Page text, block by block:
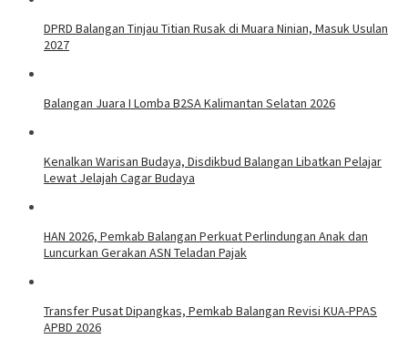
DPRD Balangan Tinjau Titian Rusak di Muara Ninian, Masuk Usulan
2027
Balangan Juara I Lomba B2SA Kalimantan Selatan 2026
Kenalkan Warisan Budaya, Disdikbud Balangan Libatkan Pelajar
Lewat Jelajah Cagar Budaya
HAN 2026, Pemkab Balangan Perkuat Perlindungan Anak dan
Luncurkan Gerakan ASN Teladan Pajak
Transfer Pusat Dipangkas, Pemkab Balangan Revisi KUA-PPAS
APBD 2026